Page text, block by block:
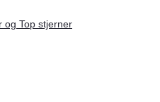
og Top stjerner